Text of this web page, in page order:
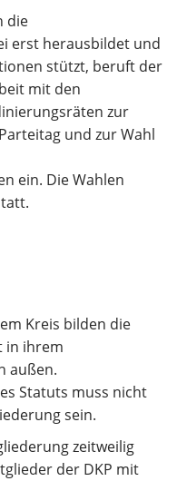
die
erst herausbildet und
stützt, beruft der
mit den
zur
und zur Wahl
ein. Die Wahlen
Kreis bilden die
in ihrem
außen.
Statuts muss nicht
sein.
zeitweilig
der DKP mit